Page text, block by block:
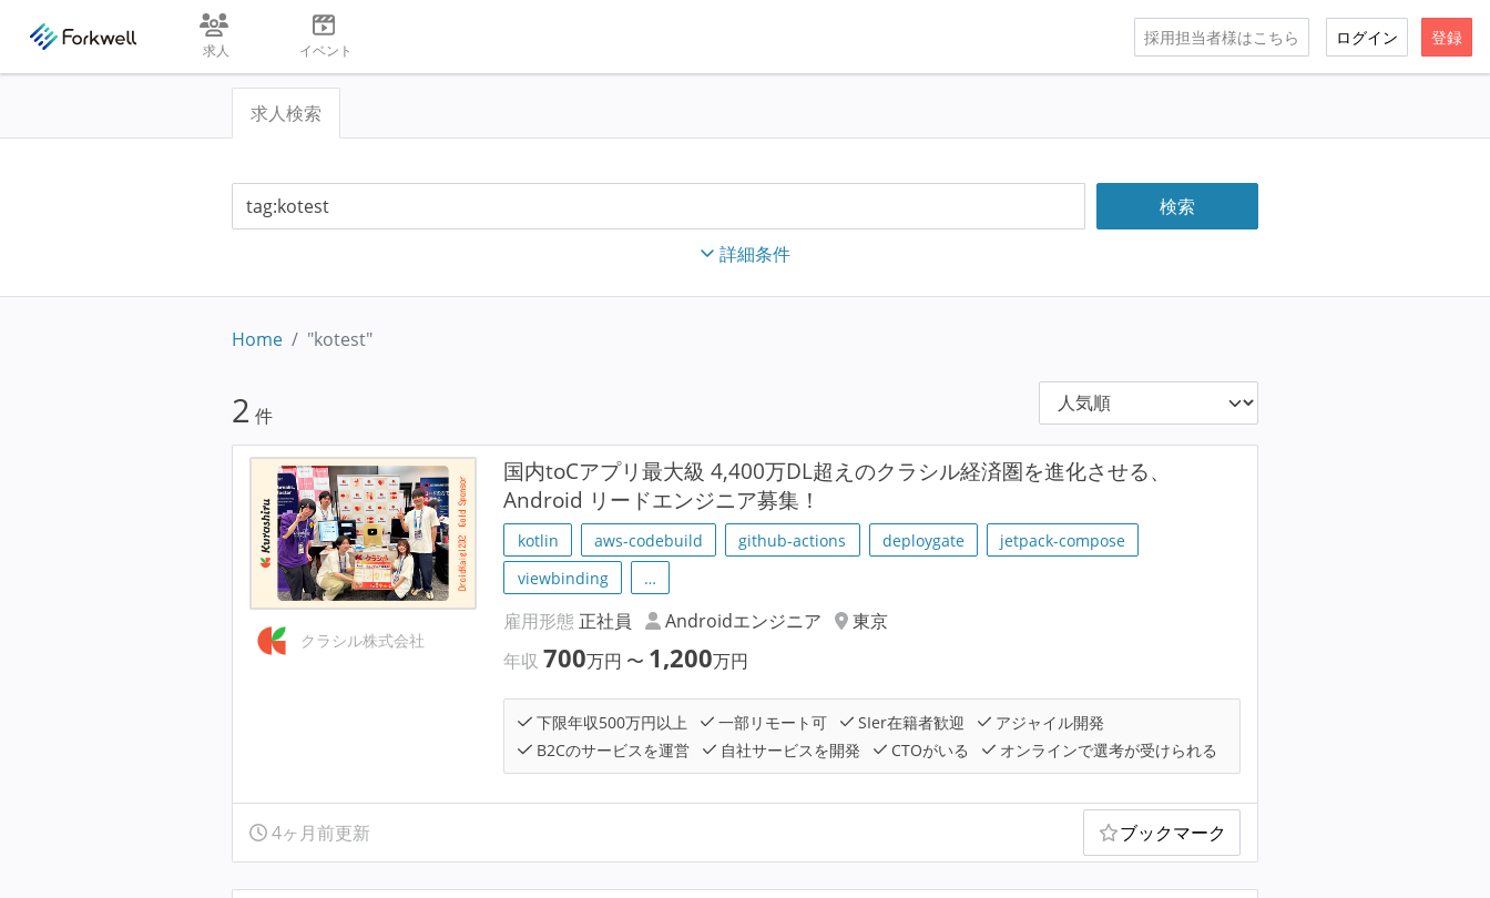
求人 イベント
採用担当者様はこちら ログイン 登録
求人検索
詳細条件
Home "kotest"
2 件
クラシル株式会社
国内toCアプリ最大級 4,400万DL超えのクラシル経済圏を進化させる、
Android リードエンジニア募集！
kotlin aws-codebuild github-actions deploygate
jetpack-compose
viewbinding
…
雇用形態 正社員 Androidエンジニア
東京
年収700万円 〜 1,200万円
下限年収500万円以上 一部リモート可 SIer在籍者歓迎
アジャイル開発
B2Cのサービスを運営
自社サービスを開発 CTOがいる オンラインで選考が受けられる
4ヶ月前更新 ブックマーク